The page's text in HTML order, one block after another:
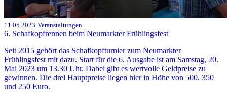
11.05.2023 Veranstaltungen
6. Schafkopfrennen beim Neumarkter Frühlingsfest
Seit 2015 gehört das Schafkopfturnier zum Neumarkter
Frühlingsfest mit dazu. Start für die 6. Ausgabe ist am Samstag, 20.
Mai 2023 um 13.30 Uhr. Dabei gibt es wertvolle Geldpreise zu
gewinnen. Die drei Hauptpreise liegen hier in Höhe von 500, 350
und 250 Euro.